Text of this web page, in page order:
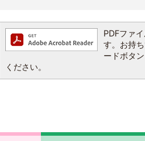
PDFファ
す。お持
ードボタ
ください。